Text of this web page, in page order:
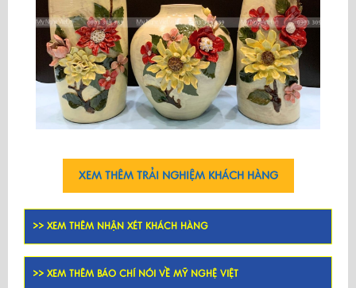
XEM THÊM TRẢI NGHIỆM KHÁCH HÀNG
>> XEM THÊM NHẬN XÉT KHÁCH HÀNG
>> XEM THÊM BÁO CHÍ NÓI VỀ MỸ NGHỆ VIỆT